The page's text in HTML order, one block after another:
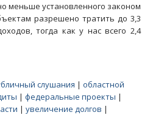
меньше установленного законом
разрешено тратить до 3,3
тогда как у нас всего 2,4
слушания | областной
| федеральные проекты |
| увеличение долгов |